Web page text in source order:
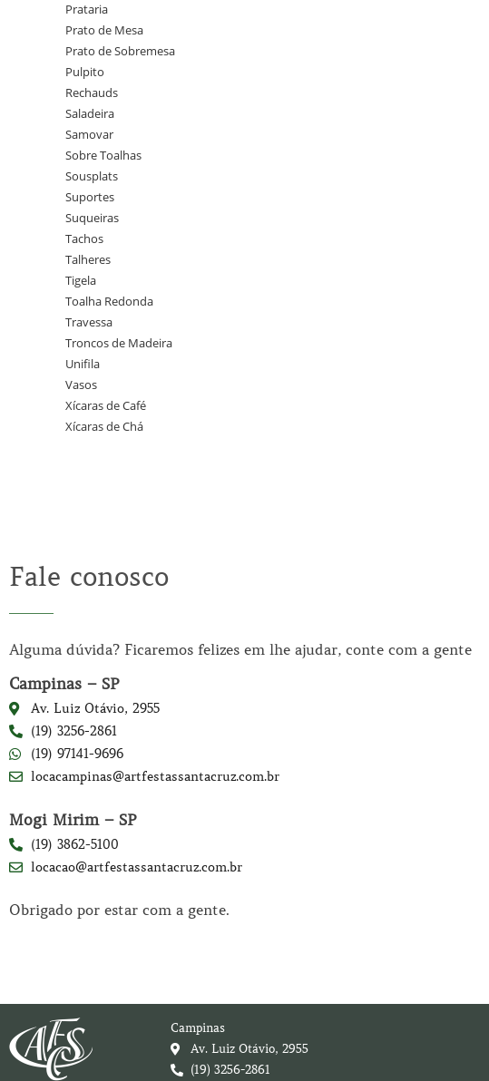
Prataria
Prato de Mesa
Prato de Sobremesa
Pulpito
Rechauds
Saladeira
Samovar
Sobre Toalhas
Sousplats
Suportes
Suqueiras
Tachos
Talheres
Tigela
Toalha Redonda
Travessa
Troncos de Madeira
Unifila
Vasos
Xícaras de Café
Xícaras de Chá
Fale conosco
Alguma dúvida? Ficaremos felizes em lhe ajudar, conte com a gente
Campinas – SP
Av. Luiz Otávio, 2955
(19) 3256-2861
(19) 97141-9696
locacampinas@artfestassantacruz.com.br
Mogi Mirim – SP
(19) 3862-5100
locacao@artfestassantacruz.com.br
Obrigado por estar com a gente.
Campinas
Av. Luiz Otávio, 2955
(19) 3256-2861